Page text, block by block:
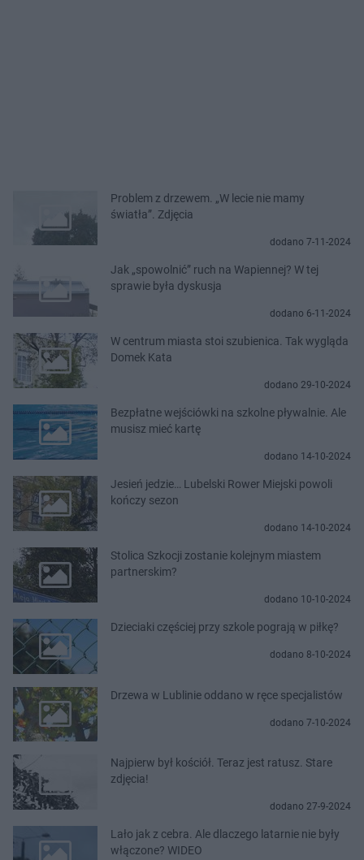
Problem z drzewem. „W lecie nie mamy
światła”. Zdjęcia
dodano 7-11-2024
Jak „spowolnić” ruch na Wapiennej? W tej
sprawie była dyskusja
dodano 6-11-2024
W centrum miasta stoi szubienica. Tak wygląda
Domek Kata
dodano 29-10-2024
Bezpłatne wejściówki na szkolne pływalnie. Ale
musisz mieć kartę
dodano 14-10-2024
Jesień jedzie… Lubelski Rower Miejski powoli
kończy sezon
dodano 14-10-2024
Stolica Szkocji zostanie kolejnym miastem
partnerskim?
dodano 10-10-2024
Dzieciaki częściej przy szkole pograją w piłkę?
dodano 8-10-2024
Drzewa w Lublinie oddano w ręce specjalistów
dodano 7-10-2024
Najpierw był kościół. Teraz jest ratusz. Stare
zdjęcia!
dodano 27-9-2024
Lało jak z cebra. Ale dlaczego latarnie nie były
włączone? WIDEO